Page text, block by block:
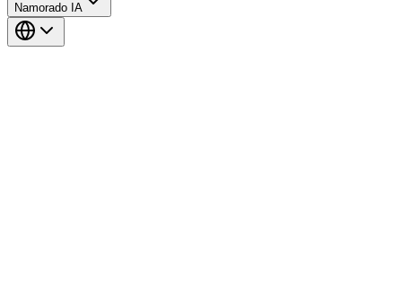
Namorado IA